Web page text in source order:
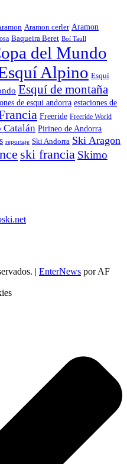
Aramon cerler Aramon
Baqueira Beret Boí Taüll
del Mundo
Alpino Esquí
Esquí de montaña
de esqui andorra estaciones de
Freeride Freeride World
Catalán Pirineo de Andorra
reportaje Ski Andorra Ski Aragon
ski francia Skimo
| EnterNews por AF